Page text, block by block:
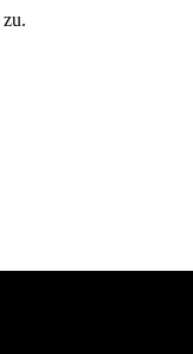
zu.